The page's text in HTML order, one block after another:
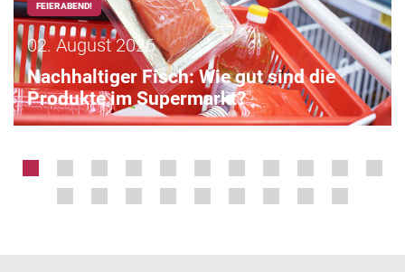
FEIERABEND!
02. August 2026
Nachhaltiger Fisch: Wie gut sind die
Produkte im Supermarkt?